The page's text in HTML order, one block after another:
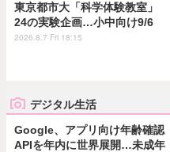
東京都市大「科学体験教室」
24の実験企画…小中向け9/6
2026.8.7 Fri 18:15
デジタル生活
Google、アプリ向け年齢確認
APIを年内に世界展開…未成年